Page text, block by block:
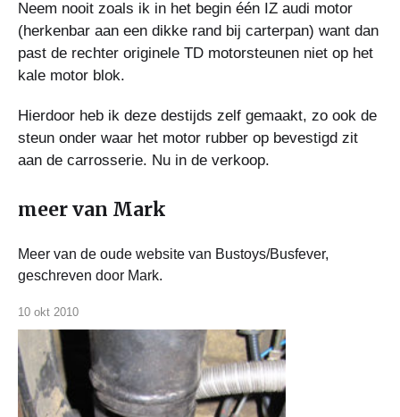
Neem nooit zoals ik in het begin één IZ audi motor
(herkenbar aan een dikke rand bij carterpan) want dan
past de rechter originele TD motorsteunen niet op het
kale motor blok.
Hierdoor heb ik deze destijds zelf gemaakt, zo ook de
steun onder waar het motor rubber op bevestigd zit
aan de carrosserie. Nu in de verkoop.
meer van Mark
Meer van de oude website van Bustoys/Busfever,
geschreven door Mark.
10 okt 2010